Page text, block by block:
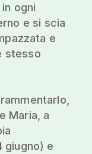
ogni
e si scia
e
stesso
Maria, a
giugno) e